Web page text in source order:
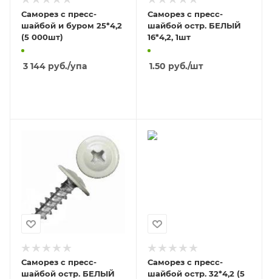
Саморез с пресс-
шайбой и буром 25*4,2
(5 000шт)
3 144 руб./упа
Саморез с пресс-
шайбой остр. БЕЛЫЙ
16*4,2, 1шт
1.50 руб./шт
Саморез с пресс-
шайбой остр. БЕЛЫЙ
Саморез с пресс-
шайбой остр. 32*4,2 (5